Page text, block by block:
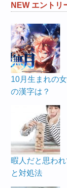
NEW エントリ
10月生まれの
の漢字は？
暇人だと思わ
と対処法